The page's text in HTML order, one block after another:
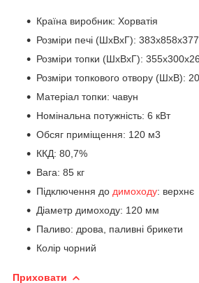
Країна виробник: Хорватія
Розміри печі (ШхВхГ):
Розміри топки (ШхВхГ):
Розміри топкового отвору (ШхВ):
Матеріал топки: чавун
Номінальна потужність: 6 кВт
Обсяг приміщення: 120 м3
ККД: 80,7%
Вага: 85 кг
Підключення до димоходу: верхнє
Діаметр димоходу: 120 мм
Паливо: дрова, паливні брикети
Колір чорний
Приховати